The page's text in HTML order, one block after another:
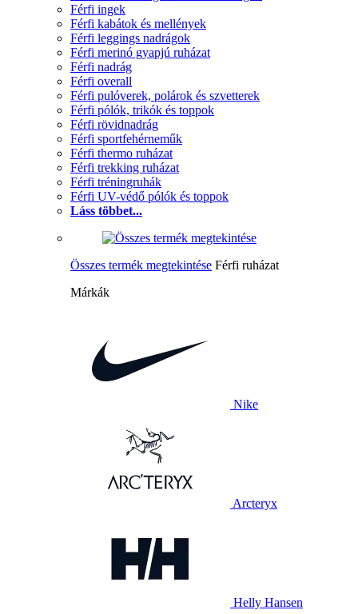
Férfi ingek
Férfi kabátok és mellények
Férfi leggings nadrágok
Férfi merinó gyapjú ruházat
Férfi nadrág
Férfi overall
Férfi pulóverek, polárok és szvetterek
Férfi pólók, trikók és toppok
Férfi rövidnadrág
Férfi sportfehérneműk
Férfi thermo ruházat
Férfi trekking ruházat
Férfi tréningruhák
Férfi UV-védő pólók és toppok
Láss többet...
Összes termék megtekintése Férfi ruházat
Márkák
Nike
Arcteryx
Helly Hansen